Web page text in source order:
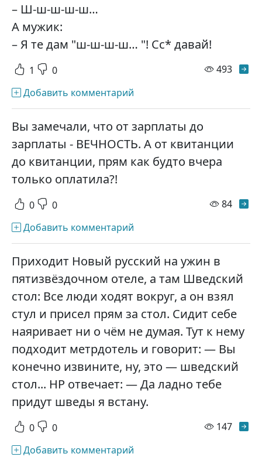
– Ш-ш-ш-ш-ш…
А мужик:
– Я те дам "ш-ш-ш-ш… "! Сс* давай!
1 0 493
Добавить комментарий
Вы замечали, что от зарплаты до
зарплаты - ВЕЧНОСТЬ. А от квитанции
до квитанции, прям как будто вчера
только оплатила?!
0 0 84
Добавить комментарий
Приходит Новый русский на ужин в
пятизвёздочном отеле, а там Шведский
стол: Все люди ходят вокруг, а он взял
стул и присел прям за стол. Сидит себе
наяривает ни о чём не думая. Тут к нему
подходит метрдотель и говорит: — Вы
конечно извините, ну, это — шведский
стол... НР отвечает: — Да ладно тебе
придут шведы я встану.
0 0 147
Добавить комментарий